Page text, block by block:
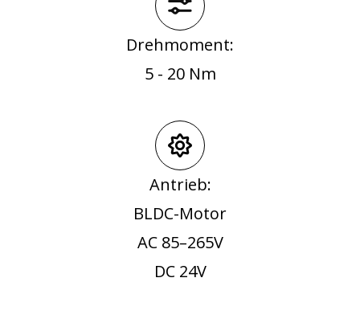
Drehmoment:
5 - 20 Nm
Antrieb:
BLDC-Motor
AC 85–265V
DC 24V